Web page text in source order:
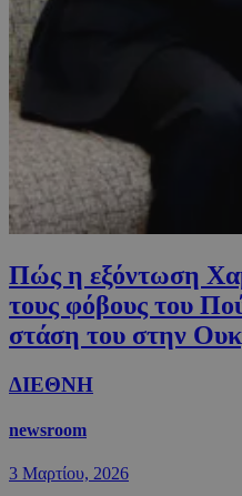
Πώς η εξόντωση
τους φόβους του
στάση του στην
ΔΙΕΘΝΗ
newsroom
3 Μαρτίου, 2026